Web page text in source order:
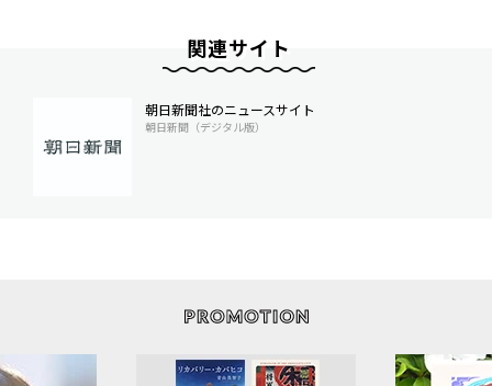
関連サイト
朝日新聞社のニュースサイト
朝日新聞（デジタル版）